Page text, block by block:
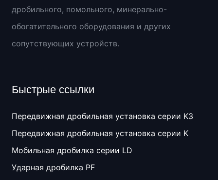
дробильного, помольного, минерально-
обогатительного оборудования и других
сопутствующих устройств.
Быстрые ссылки
Передвижная дробильная установка серии K3
Передвижная дробильная установка серии K
Мобильная дробилка серии LD
Ударная дробилка PF